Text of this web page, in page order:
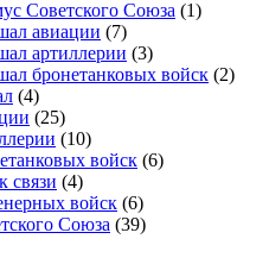
Советского Союза (1)
авиации (7)
артиллерии (3)
бронетанковых войск (2)
(4)
(25)
(10)
войск (6)
связи (4)
войск (6)
Союза (39)